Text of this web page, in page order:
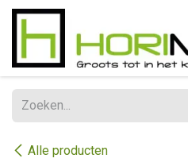
Overslaan naar inhoud
Alle producten